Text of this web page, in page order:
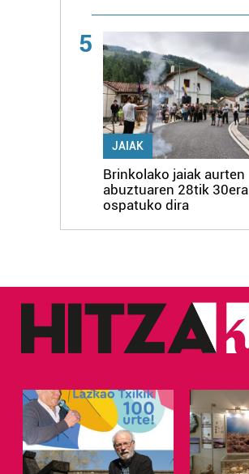
5
JAIAK
Brinkolako jaiak aurten
abuztuaren 28tik 30era
ospatuko dira